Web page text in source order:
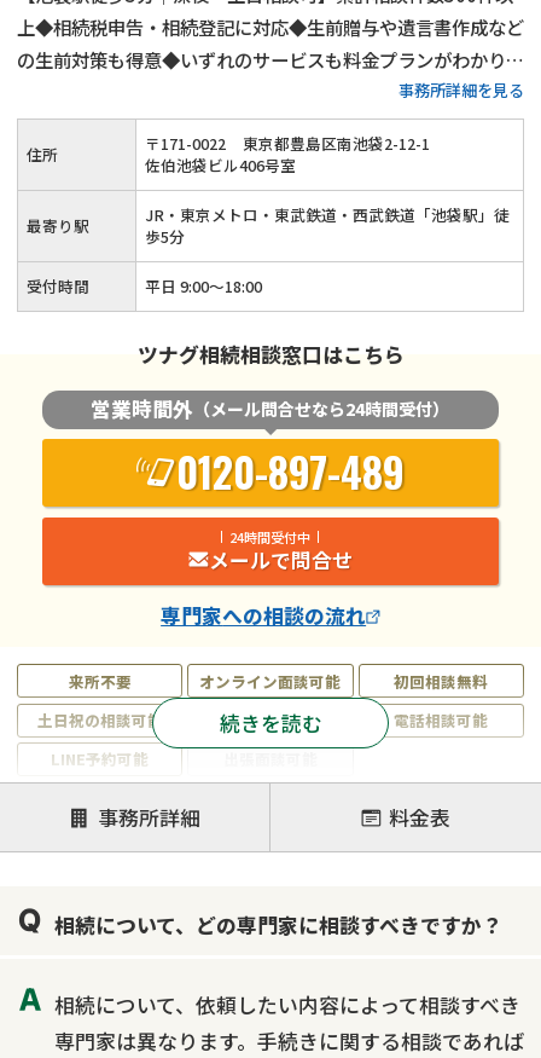
上◆相続税申告・相続登記に対応◆生前贈与や遺言書作成など
の生前対策も得意◆いずれのサービスも料金プランがわかりや
すい◆豊島区・板橋区・練馬区・北区で相続税申告をするなら
当事務所にご相談ください！15年以上の実務経験がある税理
士が丁寧に対応いたします！
事務所詳細を見る
来所不要 オンライン面談可能
初回相談無料
土日祝の相談可能
19時以降電話可能
電話相談可能
LINE予約可能
注力案件
遺言書作成・遺言執行
相続放棄
相続登記
相続手続き
銀行手続き
家族信託
相続人調査
相続財産調査
不動産評価(相続不動産)
相続トラブル
続きを読む
住所 〒171-0022
東京都豊島区南池袋2-12-1
佐伯池袋ビル406号室
最寄り駅
JR・東京メトロ・東武鉄道・西武鉄道「池袋駅」徒
歩5分
受付時間 平日 9:00～18:00
ツナグ相続相談窓口はこちら
営業時間外 （メール問合せなら24時間受付）
0120-897-489
24時間受付中
メールで問合せ
専門家への相談の流れ
事務所詳細 料金表
相続について、どの専門家に相談すべきですか？
相続について、依頼したい内容によって相談すべき
専門家は異なります。手続きに関する相談であれば